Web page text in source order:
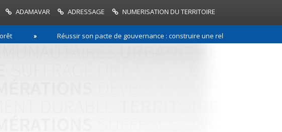
ADAMAVAR ADRESSAGE NUMERISATION DU TERRITOIRE
Réussir son pacte de gouvernance : construire une relation de confiance entre